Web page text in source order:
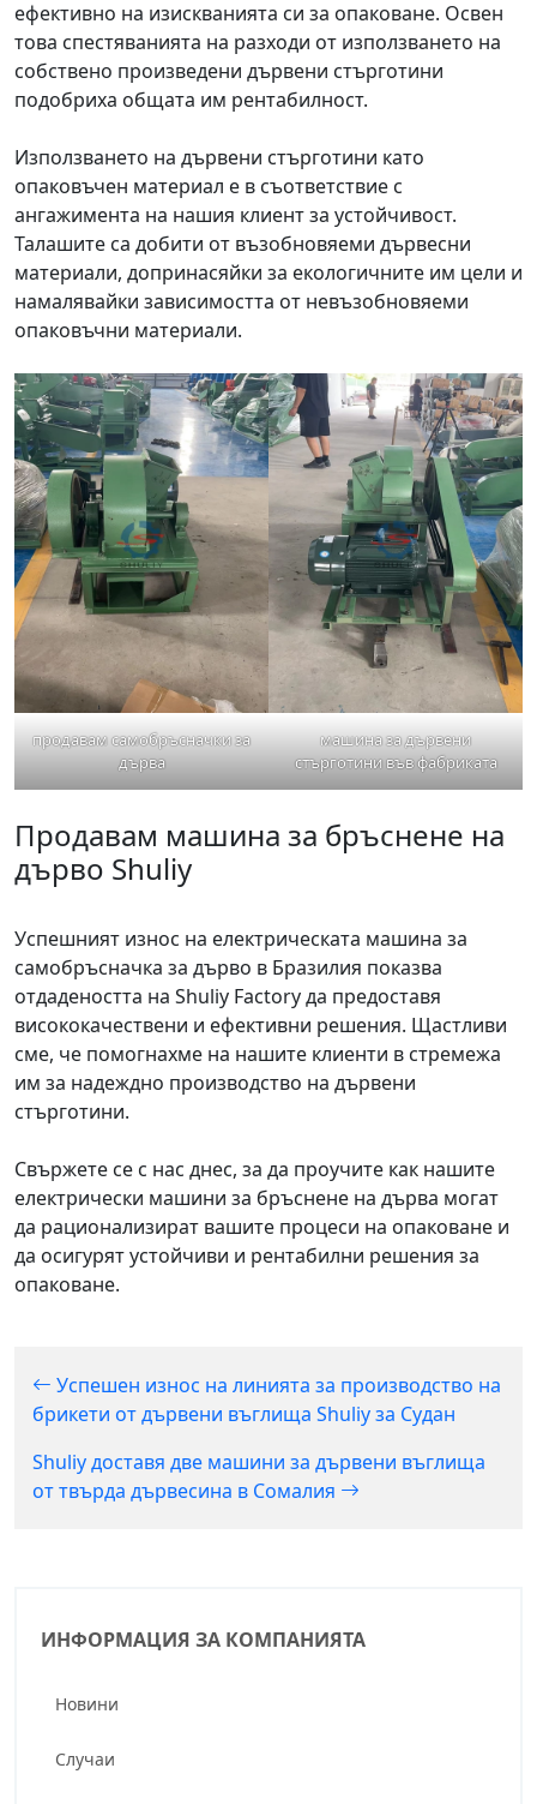
ИНФОРМАЦИЯ ЗА КОМПАНИЯТА
Новини
Случаи
ефективно на изискванията си за опаковане. Освен
това спестяванията на разходи от използването на
собствено произведени дървени стърготини
подобриха общата им рентабилност.
Използването на дървени стърготини като
опаковъчен материал е в съответствие с
ангажимента на нашия клиент за устойчивост.
Талашите са добити от възобновяеми дървесни
материали, допринасяйки за екологичните им цели и
намалявайки зависимостта от невъзобновяеми
опаковъчни материали.
продавам самобръсначки за
дърва
машина за дървени
стърготини във фабриката
Продавам машина за бръснене на
дърво Shuliy
Успешният износ на електрическата машина за
самобръсначка за дърво в Бразилия показва
отдадеността на Shuliy Factory да предоставя
висококачествени и ефективни решения. Щастливи
сме, че помогнахме на нашите клиенти в стремежа
им за надеждно производство на дървени
стърготини.
Свържете се с нас днес, за да проучите как нашите
електрически машини за бръснене на дърва могат
да рационализират вашите процеси на опаковане и
да осигурят устойчиви и рентабилни решения за
опаковане.
Успешен износ на линията за производство на
брикети от дървени въглища Shuliy за Судан
Shuliy доставя две машини за дървени въглища
от твърда дървесина в Сомалия